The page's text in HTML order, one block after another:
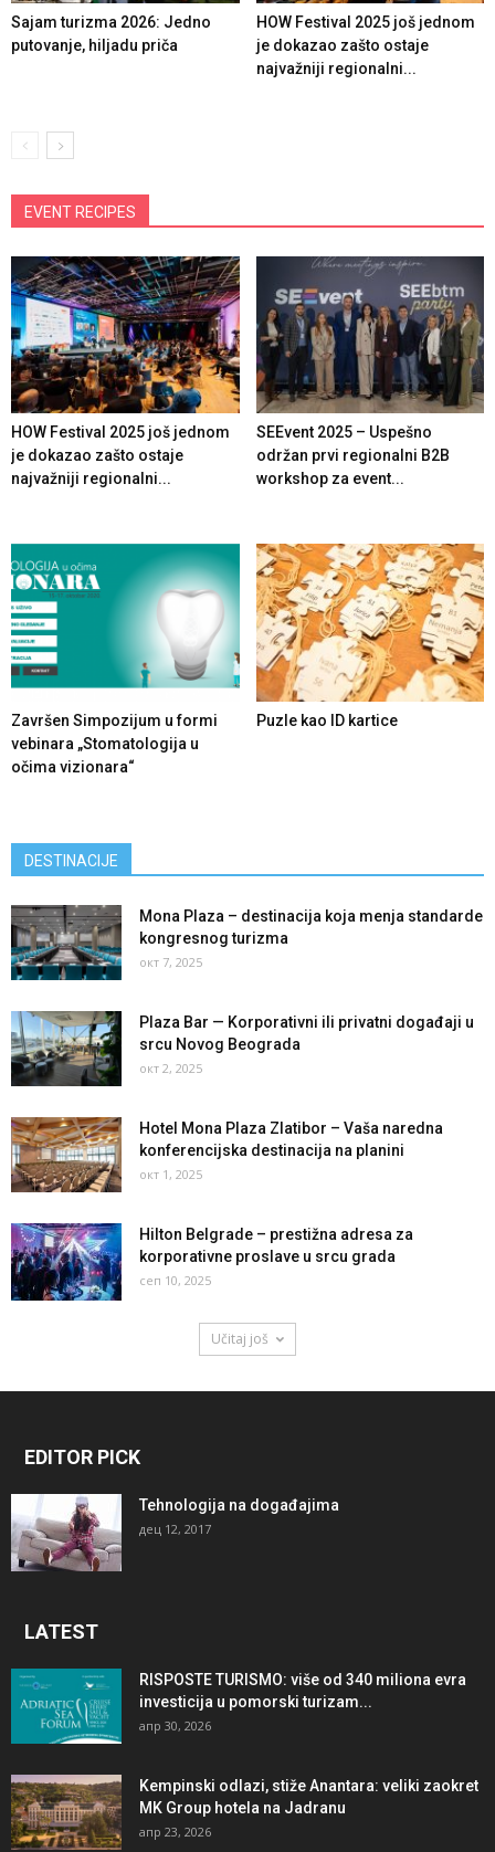
Sajam turizma 2026: Jedno
putovanje, hiljadu priča
HOW Festival 2025 još jednom
je dokazao zašto ostaje
najvažniji regionalni...
EVENT RECIPES
HOW Festival 2025 još jednom
je dokazao zašto ostaje
najvažniji regionalni...
SEEvent 2025 – Uspešno
održan prvi regionalni B2B
workshop za event...
Završen Simpozijum u formi
vebinara „Stomatologija u
očima vizionara“
Puzle kao ID kartice
DESTINACIJE
Mona Plaza – destinacija koja menja standarde
kongresnog turizma
окт 7, 2025
Plaza Bar — Korporativni ili privatni događaji u
srcu Novog Beograda
окт 2, 2025
Hotel Mona Plaza Zlatibor – Vaša naredna
konferencijska destinacija na planini
окт 1, 2025
Hilton Belgrade – prestižna adresa za
korporativne proslave u srcu grada
сеп 10, 2025
Učitaj još
EDITOR PICK
Tehnologija na događajima
дец 12, 2017
LATEST
RISPOSTE TURISMO: više od 340 miliona evra
investicija u pomorski turizam...
апр 30, 2026
Kempinski odlazi, stiže Anantara: veliki zaokret
MK Group hotela na Jadranu
апр 23, 2026